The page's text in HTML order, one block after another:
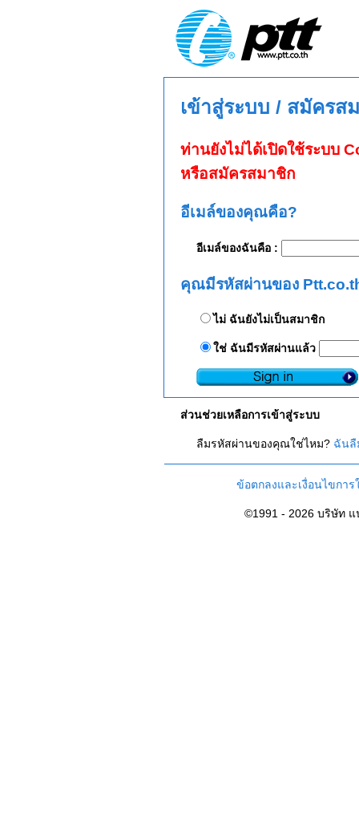
เข้าสู่ระบบ / สมัครส
ท่านยังไม่ได้เปิดใช้ระบบ
หรือสมัครสมาชิก
อีเมล์ของคุณคือ?
อีเมล์ของฉันคือ :
คุณมีรหัสผ่านของ
ไม่ ฉันยังไม่เป็นสมาชิก
ใช่ ฉันมีรหัสผ่านแล้ว
ส่วนช่วยเหลือการเข้าสู่ระบบ
ลืมรหัสผ่านของคุณใช่ไหม? ฉันลื
ข้อตกลงและเงื่อนไขการ
©1991 - 2026 บริษัท